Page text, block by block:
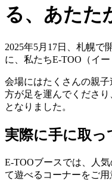
る、あたた
2025年5月17日、札幌で
に、私たちE-TOO（イ
会場にはたくさんの親
方が足を運んでくださ
となりました。
実際に手に取っ
E-TOOブースでは、人
て遊べるコーナーをご用